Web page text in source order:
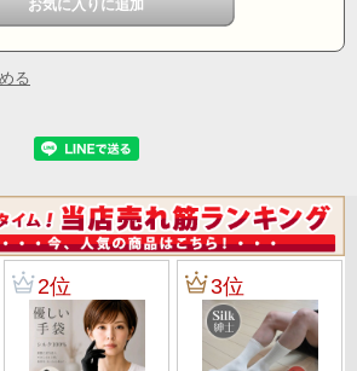
ルクの下着を着けています。これはインナーとして使
るし軽い。肌に刺激も少なく大変重宝しています。
れると
でのインナーの中で一番のお気に入りになりました
ちろんカットソーとしても！
うです。
、とても暖かく小さくなるので旅行にもぴったりで
す。満足しています。
る